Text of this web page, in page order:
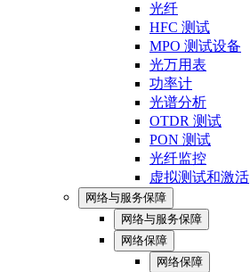
光纤
HFC 测试
MPO 测试设备
光万用表
功率计
光谱分析
OTDR 测试
PON 测试
光纤监控
虚拟测试和激活
网络与服务保障
网络与服务保障
网络保障
网络保障